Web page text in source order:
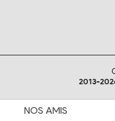
2013-
NOS AMIS